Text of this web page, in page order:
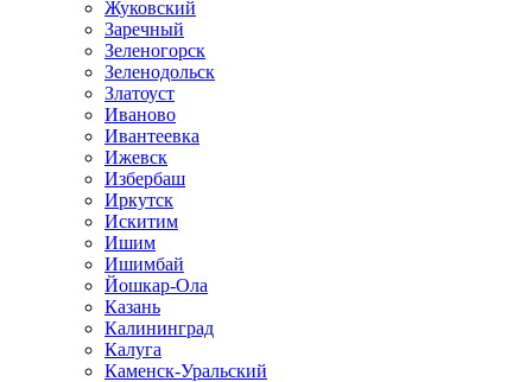
Жуковский
Заречный
Зеленогорск
Зеленодольск
Златоуст
Иваново
Ивантеевка
Ижевск
Избербаш
Иркутск
Искитим
Ишим
Ишимбай
Йошкар-Ола
Казань
Калининград
Калуга
Каменск-Уральский